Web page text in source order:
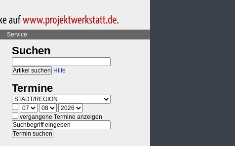
Service
Suchen
Hilfe
Termine
vergangene Termine anzeigen